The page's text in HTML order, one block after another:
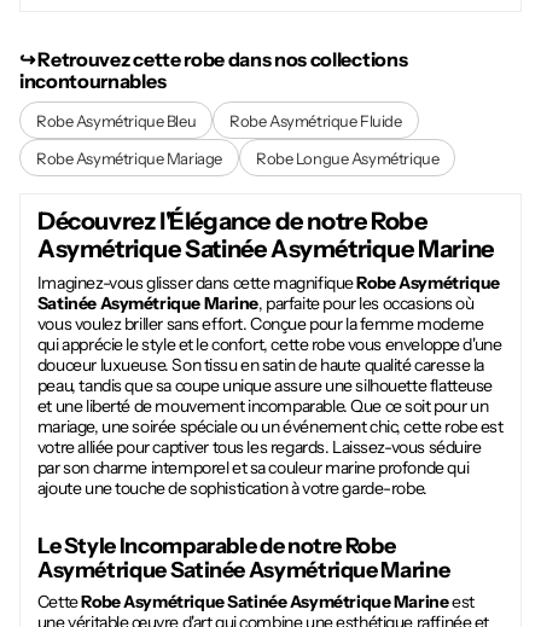
↪︎ Retrouvez cette robe dans nos collections
incontournables
Robe Asymétrique Bleu
Robe Asymétrique Fluide
Robe Asymétrique Mariage
Robe Longue Asymétrique
Découvrez l'Élégance de notreRobe
Asymétrique Satinée Asymétrique Marine
Imaginez-vous glisser dans cette magnifiqueRobe Asymétrique
Satinée Asymétrique Marine, parfaite pour les occasions où
vous voulez briller sans effort. Conçue pour la femme moderne
qui apprécie le style et le confort, cette robe vous enveloppe d'une
douceur luxueuse. Son tissu en satin de haute qualité caresse la
peau, tandis que sa coupe unique assure une silhouette flatteuse
et une liberté de mouvement incomparable. Que ce soit pour un
mariage, une soirée spéciale ou un événement chic, cette robe est
votre alliée pour captiver tous les regards. Laissez-vous séduire
par son charme intemporel et sa couleur marine profonde qui
ajoute une touche de sophistication à votre garde-robe.
Le Style Incomparable de notreRobe
Asymétrique Satinée Asymétrique Marine
CetteRobe Asymétrique Satinée Asymétrique Marineest
une véritable œuvre d'art qui combine une esthétique raffinée et